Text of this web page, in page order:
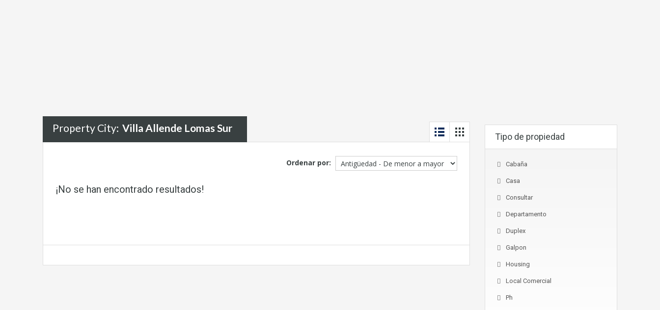
Property City: Villa Allende Lomas Sur
Ordenar por:
¡No se han encontrado resultados!
Tipo de propiedad
Cabaña
Casa
Consultar
Departamento
Duplex
Galpon
Housing
Local Comercial
Ph